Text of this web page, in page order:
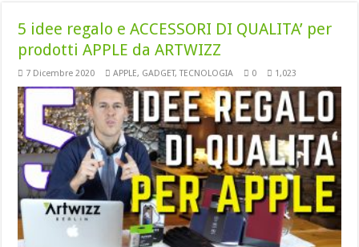
5 idee regalo e ACCESSORI DI QUALITA’ per
prodotti APPLE da ARTWIZZ
7 Dicembre 2020 APPLE, GADGET,TECNOLOGIA 0 1,023